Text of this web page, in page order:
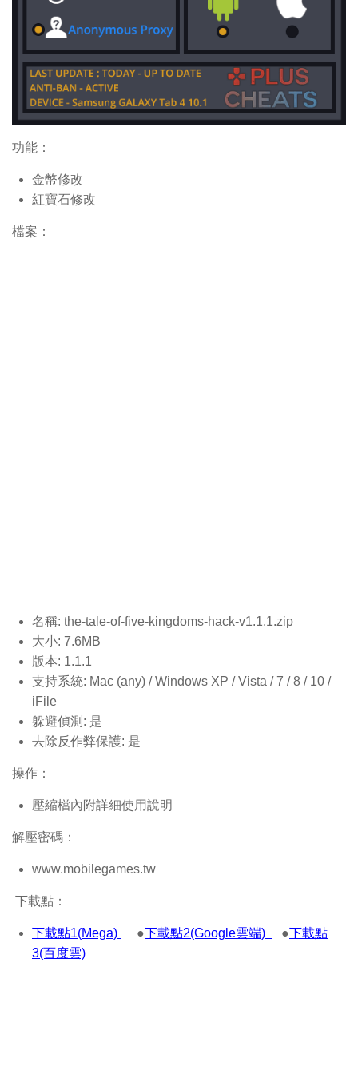
功能：
金幣修改
紅寶石修改
檔案：
名稱: the-tale-of-five-kingdoms-hack-v1.1.1.zip
大小: 7.6MB
版本: 1.1.1
支持系統: Mac (any) / Windows XP / Vista / 7 / 8 / 10 /
iFile
躲避偵測: 是
去除反作弊保護: 是
操作：
壓縮檔內附詳細使用說明
解壓密碼：
www.mobilegames.tw
下載點：
下載點1(Mega) ●下載點2(Google雲端) ●下載點
3(百度雲)